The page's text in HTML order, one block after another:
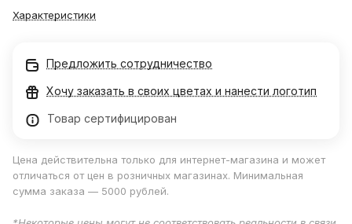
Характеристики
Предложить сотрудничество
Хочу заказать в своих цветах и нанести логотип
Товар сертифицирован
Цена действительна только для интернет-магазина и может
отличаться от цен в розничных магазинах. Минимальная
сумма заказа — 5000 рублей.